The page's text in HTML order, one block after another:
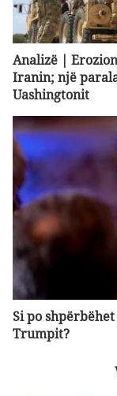
Analizë |
Iranin; një
Uashingtonit
Si po
Trumpit?